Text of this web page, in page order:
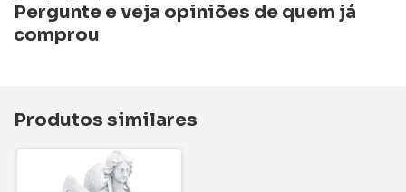
Pergunte e veja opiniões de quem já
comprou
Produtos similares